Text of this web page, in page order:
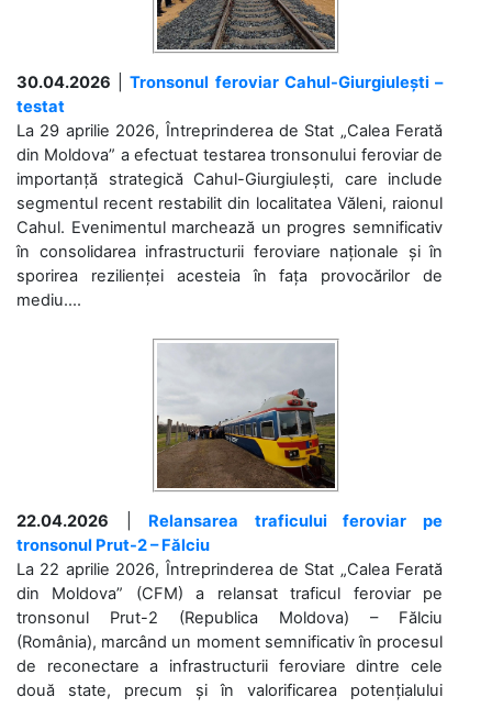
30.04.2026 |Tronsonul feroviar Cahul-Giurgiulești –
testat
La 29 aprilie 2026, Întreprinderea de Stat „Calea Ferată
din Moldova” a efectuat testarea tronsonului feroviar de
importanță strategică Cahul-Giurgiulești, care include
segmentul recent restabilit din localitatea Văleni, raionul
Cahul. Evenimentul marchează un progres semnificativ
în consolidarea infrastructurii feroviare naționale și în
sporirea rezilienței acesteia în fața provocărilor de
mediu....
22.04.2026
Relansarea traficului feroviar pe
tronsonul Prut-2 – Fălciu
La 22 aprilie 2026, Întreprinderea de Stat „Calea Ferată
din Moldova” (CFM) a relansat traficul feroviar pe
tronsonul Prut-2 (Republica Moldova) – Fălciu
(România), marcând un moment semnificativ în procesul
de reconectare a infrastructurii feroviare dintre cele
două state, precum și în valorificarea potențialului